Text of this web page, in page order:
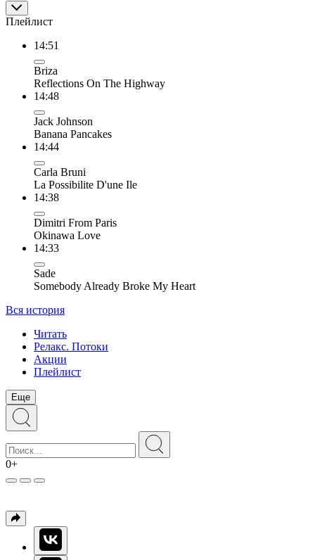
Плейлист
14:51
Briza
Reflections On The Highway
14:48
Jack Johnson
Banana Pancakes
14:44
Carla Bruni
La Possibilite D'une Ile
14:38
Dimitri From Paris
Okinawa Love
14:33
Sade
Somebody Already Broke My Heart
Вся история
Читать
Релакс. Потоки
Акции
Плейлист
Еще
0+